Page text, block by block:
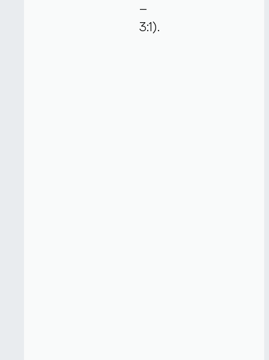
–
3:1).